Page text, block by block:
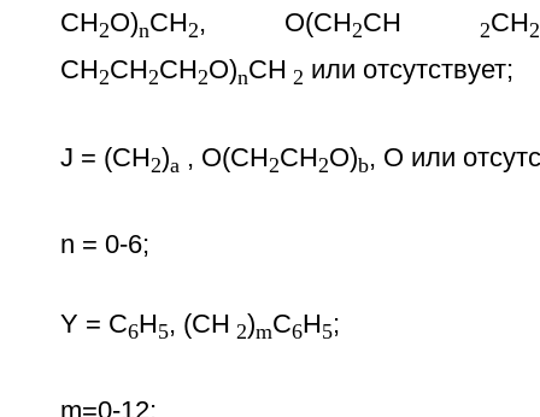
CH2O)nCH2, O(CH2CH 2CH2
CH2CH2CH2O)nCH 2 или отсутствует;
J = (CH2)a , O(CH2CH2O)b, O или
n = 0-6;
Y = C6H5, (CH 2)mC6H5;